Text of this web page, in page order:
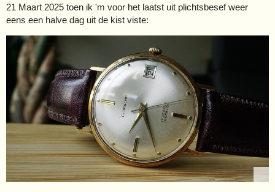
21 Maart 2025 toen ik 'm voor het laatst uit plichtsbesef weer
eens een halve dag uit de kist viste: